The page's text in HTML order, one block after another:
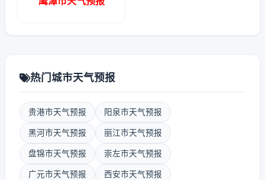
热门城市天气预报
贵港市天气预报 阳泉市天气预报
黑河市天气预报 丽江市天气预报
盘锦市天气预报 崇左市天气预报
广元市天气预报 西安市天气预报